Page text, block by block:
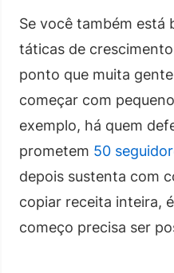
Se você também está
táticas de
ponto que muita
começar com
exemplo, há quem
prometem 50
depois sustenta com
copiar receita inteira,
começo precisa ser